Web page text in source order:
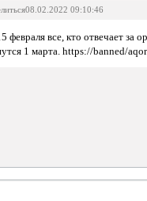
08.02.2022 09:10:46
февраля все, кто отвечает за
1 марта. https://banned/